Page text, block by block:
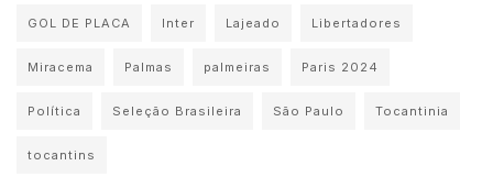
GOL DE PLACA Inter Lajeado Libertadores
Miracema Palmas palmeiras Paris 2024
Política Seleção Brasileira São Paulo Tocantinia
tocantins